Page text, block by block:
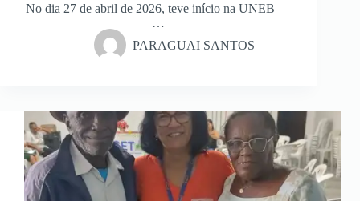
No dia 27 de abril de 2026, teve início na UNEB —
…
PARAGUAI SANTOS